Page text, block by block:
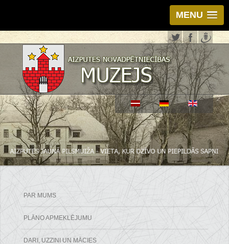
MENU
PAR MUMS
PLĀNO APMEKLĒJUMU
DARI, UZZINI UN MĀCIES